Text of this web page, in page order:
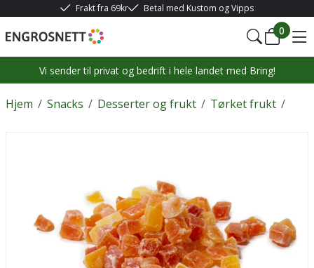
Frakt fra 69kr Betal med Kustom og Vipps
0
Vi sender til privat og bedrift i hele landet med Bring!
/
Hjem /
Snacks /
Desserter og frukt /
Tørket frukt